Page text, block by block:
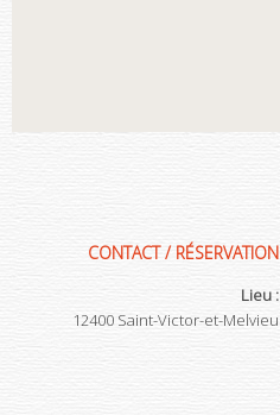
CONTACT / RÉSERVATION
Lieu :
12400 Saint-Victor-et-Melvieu